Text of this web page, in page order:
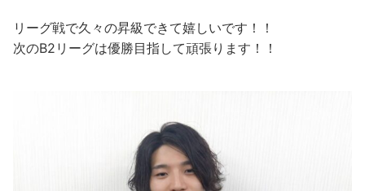
リーグ戦で久々の昇級できて嬉しいです！！
次のB2リーグは優勝目指して頑張ります！！